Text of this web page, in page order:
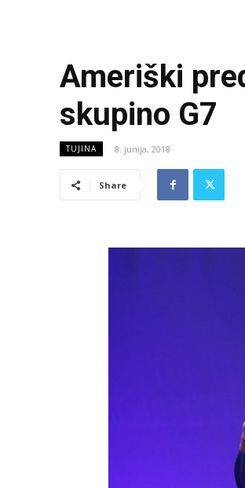
Ameriški
skupino G7
TUJINA 8. junija, 2018
Share